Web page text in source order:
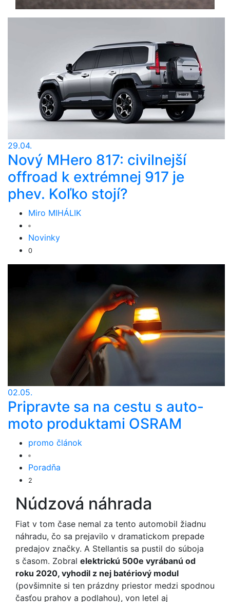
29.04.
Nový MHero 817: civilnejší
offroad k extrémnej 917 je
phev. Koľko stojí?
Miro MIHÁLIK
Novinky
0
02.05.
Pripravte sa na cestu s auto-
moto produktami OSRAM
promo článok
Poradňa
2
Núdzová náhrada
Fiat v tom čase nemal za tento automobil žiadnu
náhradu, čo sa prejavilo v dramatickom prepade
predajov značky. A Stellantis sa pustil do súboja
s časom. Zobral elektrickú 500e vyrábanú od
roku 2020, vyhodil z nej batériový modul
(povšimnite si ten prázdny priestor medzi spodnou
časťou prahov a podlahou), von letel aj